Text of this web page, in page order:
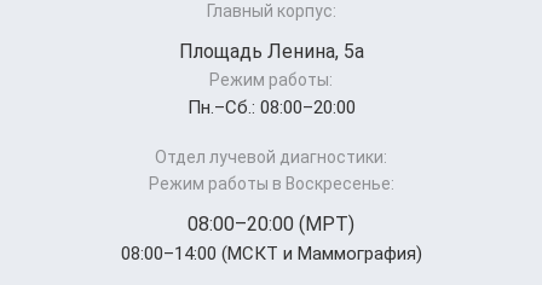
Главный корпус:
Площадь Ленина, 5а
Режим работы:
Пн.–Cб.: 08:00–20:00
Отдел лучевой диагностики:
Режим работы в Воскресенье:
08:00–20:00 (МРТ)
08:00–14:00 (МСКТ и Маммография)